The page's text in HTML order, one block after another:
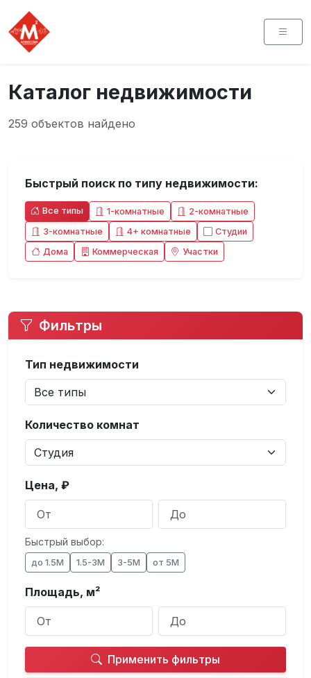
Каталог недвижимости
259 объектов найдено
Быстрый поиск по типу недвижимости:
Все типы 1-комнатные
2-комнатные
3-комнатные
4+ комнатные
Студии
Дома
Коммерческая Участки
Фильтры
Тип недвижимости
Количество комнат
Цена, ₽
Быстрый выбор:
до 1.5М 1.5-3М 3-5М от 5М
Площадь, м²
Применить фильтры